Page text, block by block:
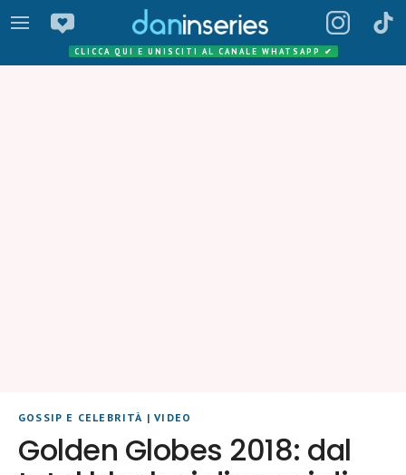
CLICCA QUI E UNISCITI AL CANALE WHATSAPP ✔
GOSSIP E CELEBRITÀ |VIDEO
Golden Globes 2018: dal